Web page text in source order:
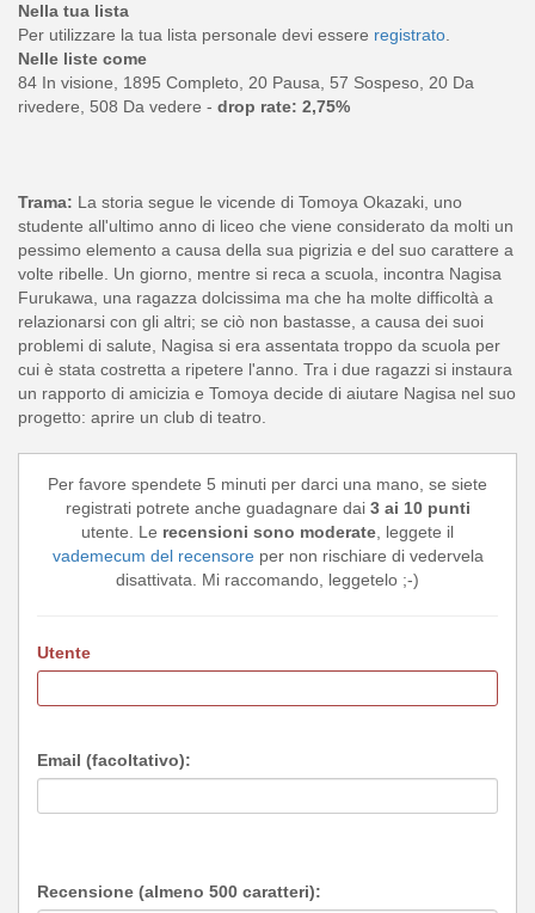
Nella tua lista
Per utilizzare la tua lista personale devi essere registrato.
Nelle liste come
84 In visione, 1895 Completo, 20 Pausa, 57 Sospeso, 20 Da
rivedere, 508 Da vedere - drop rate: 2,75%
Trama: La storia segue le vicende di Tomoya Okazaki, uno
studente all'ultimo anno di liceo che viene considerato da molti un
pessimo elemento a causa della sua pigrizia e del suo carattere a
volte ribelle. Un giorno, mentre si reca a scuola, incontra Nagisa
Furukawa, una ragazza dolcissima ma che ha molte difficoltà a
relazionarsi con gli altri; se ciò non bastasse, a causa dei suoi
problemi di salute, Nagisa si era assentata troppo da scuola per
cui è stata costretta a ripetere l'anno. Tra i due ragazzi si instaura
un rapporto di amicizia e Tomoya decide di aiutare Nagisa nel suo
progetto: aprire un club di teatro.
Per favore spendete 5 minuti per darci una mano, se siete
registrati potrete anche guadagnare dai 3 ai 10 punti
utente. Le recensioni sono moderate, leggete il
vademecum del recensoreper non rischiare di vedervela
disattivata. Mi raccomando, leggetelo ;-)
Utente
Email (facoltativo):
Recensione (almeno 500 caratteri):